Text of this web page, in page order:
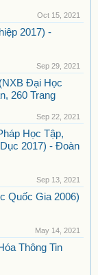
Oct 15, 2021
2017) -
Sep 29, 2021
Đại Học
260 Trang
Sep 22, 2021
Học Tập,
2017) - Đoàn
Sep 13, 2021
Quốc Gia 2006)
May 14, 2021
Thông Tin